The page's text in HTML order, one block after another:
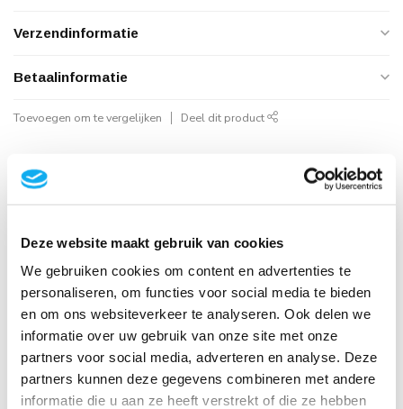
Deze website maakt gebruik van cookies
We gebruiken cookies om content en advertenties te
personaliseren, om functies voor social media te bieden
en om ons websiteverkeer te analyseren. Ook delen we
informatie over uw gebruik van onze site met onze
partners voor social media, adverteren en analyse. Deze
partners kunnen deze gegevens combineren met andere
informatie die u aan ze heeft verstrekt of die ze hebben
Verzendinformatie
Betaalinformatie
Toevoegen om te vergelijken Deel dit product
Snelle Levering
Hoge Kwaliteit
B2B Op rekening betalen
VIDEO HANDLEIDING
Productomschrijving
Specificaties